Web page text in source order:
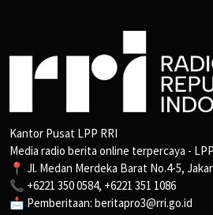
Kantor Pusat LPP RRI
Media radio berita online terpercaya -
📍 Jl. Medan Merdeka Barat No.4-5,
📞 +6221 350 0584, +6221 351 1086
📩 Pemberitaan: beritapro3@rri.go.id